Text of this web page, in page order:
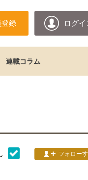
登録 ログイ
連載コラム
フォロー